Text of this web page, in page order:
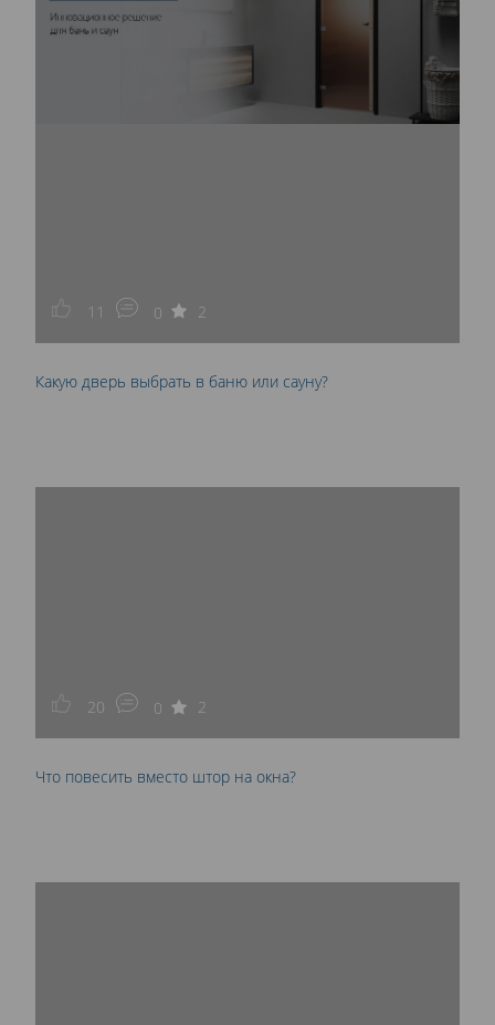
11 0 2
Какую дверь выбрать в баню или сауну?
20 0 2
Что повесить вместо штор на окна?